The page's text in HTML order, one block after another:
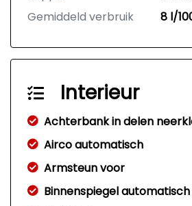
Gemiddeld verbruik
8 l/
Interieur
Achterbank in delen
Airco automatisch
Armsteun voor
Binnenspiegel